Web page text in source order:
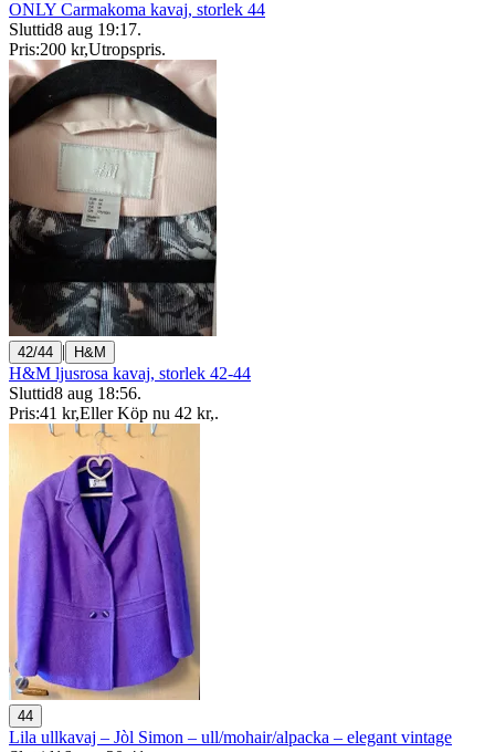
ONLY Carmakoma kavaj, storlek 44
Sluttid8 aug 19:17.
Pris:200 kr,Utropspris.
42/44 | H&M
H&M ljusrosa kavaj, storlek 42-44
Sluttid8 aug 18:56.
Pris:41 kr,Eller Köp nu 42 kr,.
44
Lila ullkavaj – Jòl Simon – ull/mohair/alpacka – elegant vintage